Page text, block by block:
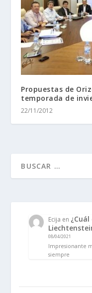
Propuestas de
temporada de
22/11/2012
Ecija en
08/04/2021
Impresionante
siempre